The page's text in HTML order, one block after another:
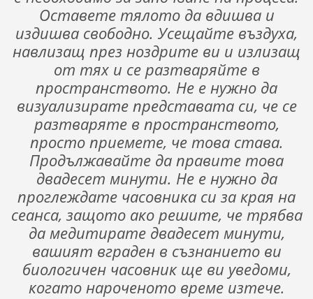
Оставете тялото да вдишва и
издишва свободно. Усещайте въздуха,
навлизащ през ноздрите ви и излизащ
от тях и се разтваряйте в
пространството. Не е нужно да
визуализирате представата си, че се
разтваряте в пространството,
просто приемете, че това става.
Продължавайте да правите това
двадесет минути. Не е нужно да
проглеждате часовника си за края на
сеанса, защото ако решите, че трябва
да медитирате двадесет минути,
вашият вграден в съзнанието ви
биологичен часовник ще ви уведоми,
когато нароченото време изтече.